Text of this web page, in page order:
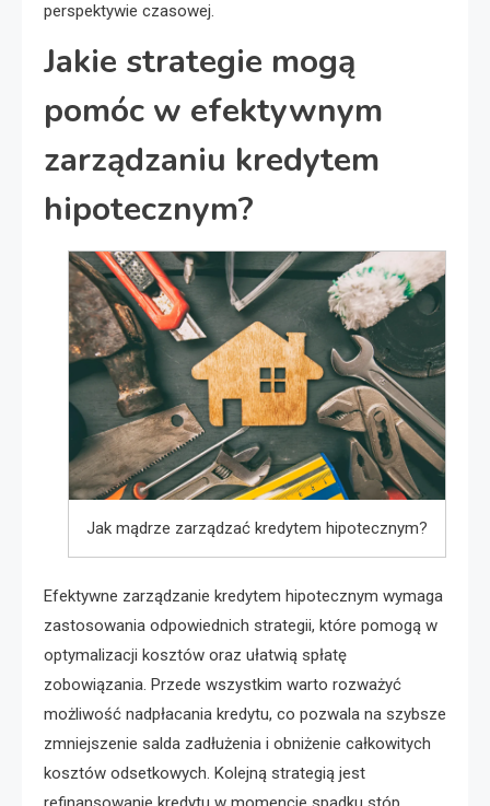
perspektywie czasowej.
Jakie strategie mogą
pomóc w efektywnym
zarządzaniu kredytem
hipotecznym?
Jak mądrze zarządzać kredytem hipotecznym?
Efektywne zarządzanie kredytem hipotecznym wymaga
zastosowania odpowiednich strategii, które pomogą w
optymalizacji kosztów oraz ułatwią spłatę
zobowiązania. Przede wszystkim warto rozważyć
możliwość nadpłacania kredytu, co pozwala na szybsze
zmniejszenie salda zadłużenia i obniżenie całkowitych
kosztów odsetkowych. Kolejną strategią jest